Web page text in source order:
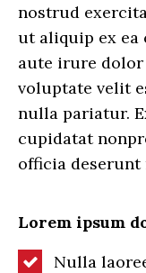
nostrud
ut aliquip ex ea
aute irure
voluptate velit
nulla pariatur.
cupidatat
officia
Lorem ipsum
Nulla